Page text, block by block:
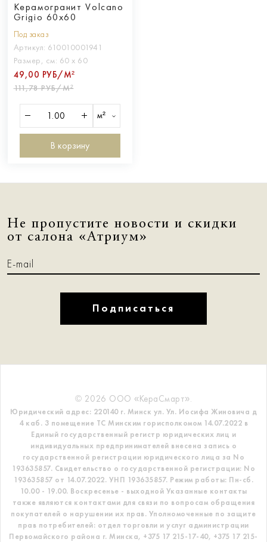
Керамогранит Volcano
Grigio 60x60
Под заказ
Артикул: 610010001941
Размер, см: 60 х 60
49,00 РУБ/М²
111,78 РУБ/М²
м²
В корзину
Не пропустите новости и скидки
от салона «Атриум»
Подписаться
© 2026 ООО «КераСмарт».
Юридический адрес: 220140 г. Минск ул. Ул. Иосифа Жиновича д
4 каб. 3 помещение ТС Минским горисполкомом 14.07.2022 в
Единый государственный регистр юридических лиц и
индивидуальных предпринимателей внесена запись о
государственной регистрации юридического лица за No
193635857. Свидетельство о государственной регистрации: No
193635857 от 14.07.2022. УНП 193635857. Режим работы: Пн-сб.
10.00 - 19.00. Воскресенье - выходной Указанные контакты
также являются контактами для связи по вопросам обращения
покупателей о нарушении их прав. Уполномоченные по защите
прав потребителей: отдел торговли и услуг администрации
Первомайского района г. Минска, +375 17 215-17-40, +375 17 215-